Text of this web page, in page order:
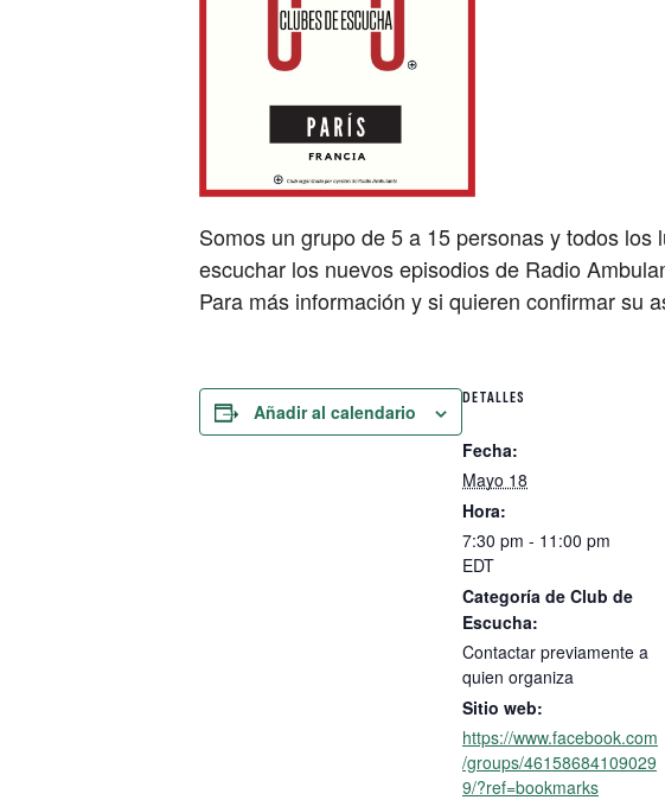
Somos un grupo de 5 a 15 personas y todos
escuchar los nuevos episodios de Radio
Para más información y si quieren confirmar su
Añadir al calendario
DETALLES
Fecha:
Mayo 18
Hora:
7:30 pm - 11:00 pm
EDT
Categoría de Club de
Escucha:
Contactar previamente a
quien organiza
Sitio web:
https://www.facebook.com
/groups/46158684109029
9/?ref=bookmarks